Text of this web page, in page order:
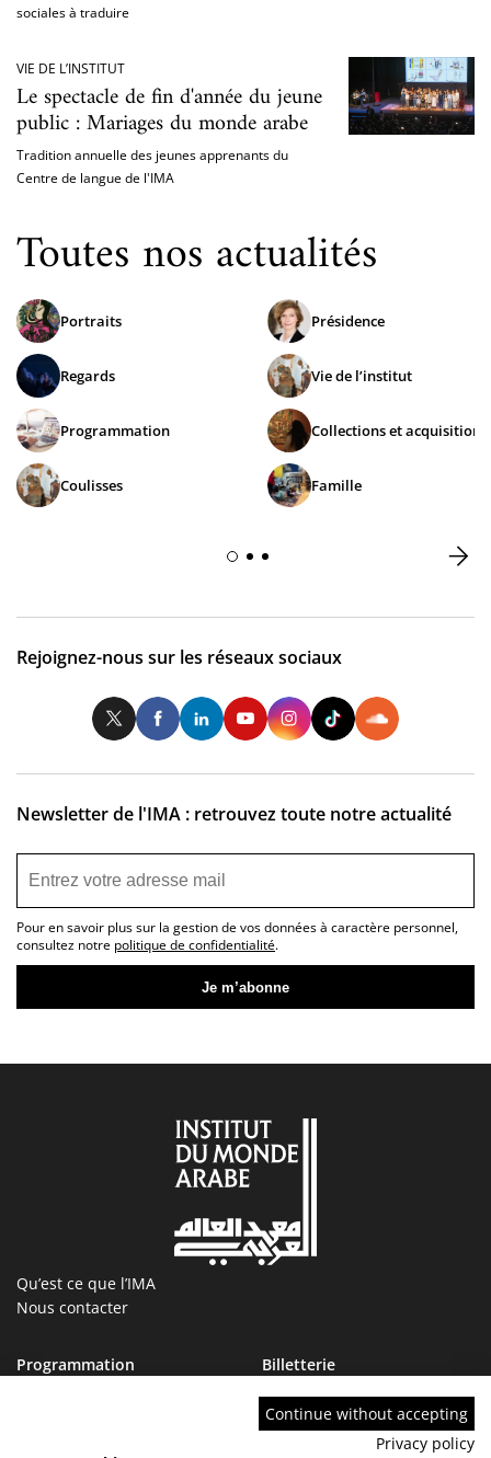
sociales à traduire
VIE DE L’INSTITUT
Le spectacle de fin d'année du jeune
public : Mariages du monde arabe
Tradition annuelle des jeunes apprenants du
Centre de langue de l'IMA
Toutes nos actualités
Portraits
Regards
Programmation
Coulisses
Présidence
Vie de l’institut
Collections et acquisitions
Famille
Rejoignez-nous sur les réseaux sociaux
TwitterFacebookLinkedInYoutubeInstagram
Newsletter de l'IMA : retrouvez toute notre actualité
Pour en savoir plus sur la gestion de vos données à caractère personnel,
consultez notre politique de confidentialité.
Qu’est ce que l’IMA
Nous contacter
Programmation
Billetterie
IMA tourcoing
Marchés publics
Continue without accepting
Privacy policy